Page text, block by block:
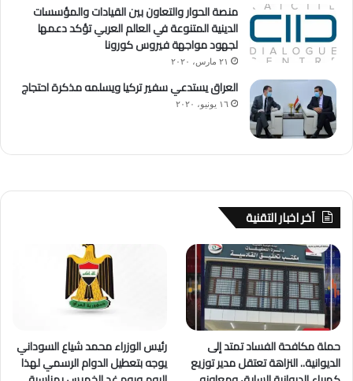
منصة الحوار والتعاون بين القيادات والمؤسسات
الدينية المتنوعة في العالم العربي تؤكد دعمها
لجهود مواجهة فيروس كورونا
٢١ مارس، ٢٠٢٠
العراق يستدعي سفير تركيا ويسلمه مذكرة احتجاج
١٦ يونيو، ٢٠٢٠
آخر اخبار التقنية
حملة مكافحة الفساد تمتد إلى
الديوانية.. النزاهة تعتقل مدير توزيع
رئيس الوزراء محمد شياع السوداني
يوجه بتعطيل الدوام الرسمي لهذا